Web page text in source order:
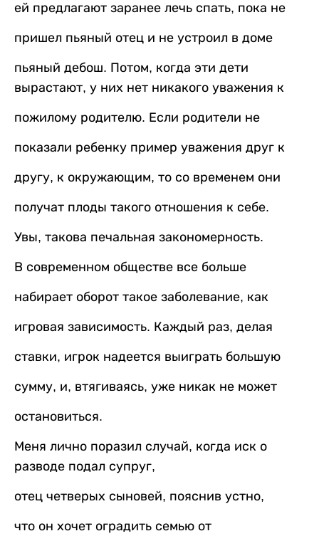
ей предлагают заранее лечь спать, пока не
пришел пьяный отец и не устроил в доме
пьяный дебош. Потом, когда эти дети
вырастают, у них нет никакого уважения к
пожилому родителю. Если родители не
показали ребенку пример уважения друг к
другу, к окружающим, то со временем они
получат плоды такого отношения к себе.
Увы, такова печальная закономерность.
В современном обществе все больше
набирает оборот такое заболевание, как
игровая зависимость. Каждый раз, делая
ставки, игрок надеется выиграть большую
сумму, и, втягиваясь, уже никак не может
остановиться.
Меня лично поразил случай, когда иск о
разводе подал супруг,
отец четверых сыновей, пояснив устно,
что он хочет оградить семью от